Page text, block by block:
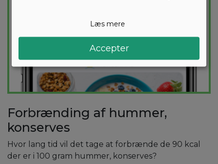
Forbrænding af hummer,
konserves
Hvor lang tid vil det tage at forbrænde de 90 kcal
der er i 100 gram hummer, konserves?
Læs mere
Accepter